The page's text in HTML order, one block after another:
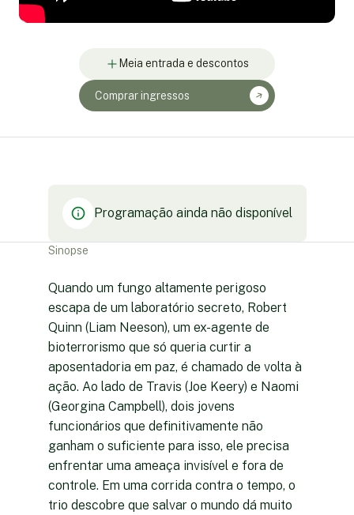
Meia entrada e descontos
Comprar ingressos
Programação ainda não disponível
Sinopse
Quando um fungo altamente perigoso
escapa de um laboratório secreto, Robert
Quinn (Liam Neeson), um ex-agente de
bioterrorismo que só queria curtir a
aposentadoria em paz, é chamado de volta à
ação. Ao lado de Travis (Joe Keery) e Naomi
(Georgina Campbell), dois jovens
funcionários que definitivamente não
ganham o suficiente para isso, ele precisa
enfrentar uma ameaça invisível e fora de
controle. Em uma corrida contra o tempo, o
trio descobre que salvar o mundo dá muito